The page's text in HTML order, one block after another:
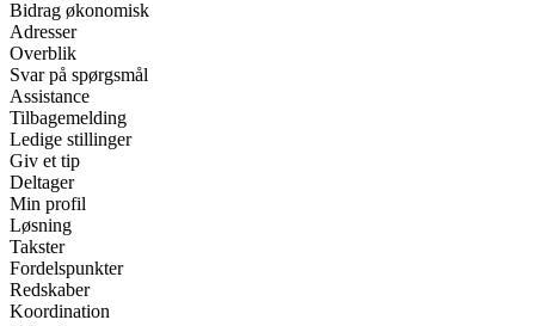
Bidrag økonomisk
Adresser
Overblik
Svar på spørgsmål
Assistance
Tilbagemelding
Ledige stillinger
Giv et tip
Deltager
Min profil
Løsning
Takster
Fordelspunkter
Redskaber
Koordination